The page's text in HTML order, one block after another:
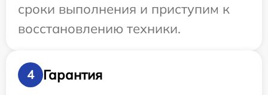
сроки выполнения и приступим к
восстановлению техники.
4
Гарантия